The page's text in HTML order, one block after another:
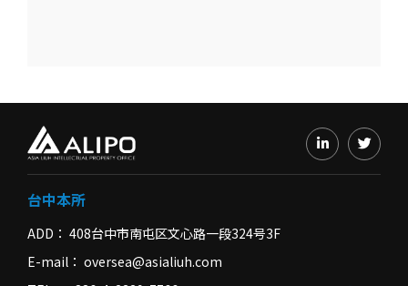
台中本所
ADD
408台中市南屯区文心路一段324号3F
E-mail
oversea@asialiuh.com